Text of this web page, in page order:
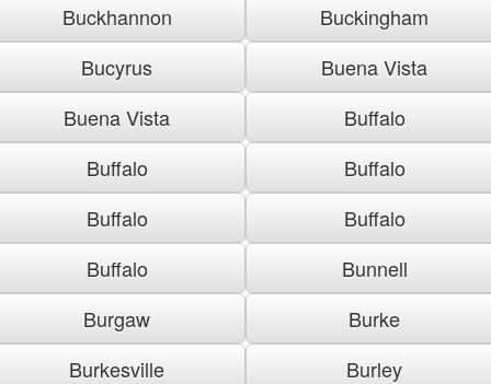
Buckhannon
Buckingham
Bucyrus
Buena Vista
Buena Vista
Buffalo
Buffalo
Buffalo
Buffalo
Buffalo
Buffalo
Bunnell
Burgaw
Burke
Burkesville
Burley